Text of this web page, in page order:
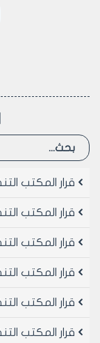
لمجلس مدينة
مادة3- يتم
مدينة حلب بعد
العلاقة الإيجارية.
ويبلغ من يلزم
رئيس
قرار المكتب التنفيذي
قرار المكتب
قرار المكتب التنفيذي
قرار المكتب
قرار المكتب التنفيذي
قرار المكتب التنفيذي